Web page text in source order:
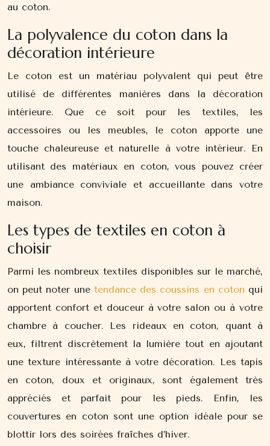
au coton.
La polyvalence du coton dans la
décoration intérieure
Le coton est un matériau polyvalent qui peut être
utilisé de différentes manières dans la décoration
intérieure. Que ce soit pour les textiles, les
accessoires ou les meubles, le coton apporte une
touche chaleureuse et naturelle à votre intérieur. En
utilisant des matériaux en coton, vous pouvez créer
une ambiance conviviale et accueillante dans votre
maison.
Les types de textiles en coton à
choisir
Parmi les nombreux textiles disponibles sur le marché,
on peut noter une tendance des coussins en coton qui
apportent confort et douceur à votre salon ou à votre
chambre à coucher. Les rideaux en coton, quant à
eux, filtrent discrètement la lumière tout en ajoutant
une texture intéressante à votre décoration. Les tapis
en coton, doux et originaux, sont également très
appréciés et parfait pour les pieds. Enfin, les
couvertures en coton sont une option idéale pour se
blottir lors des soirées fraîches d’hiver.